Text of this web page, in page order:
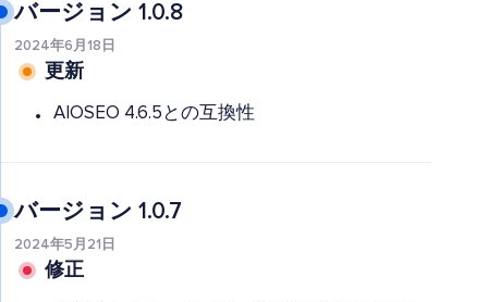
バージョン 1.0.8
2024年6月18日
更新
AIOSEO 4.6.5との互換性
バージョン 1.0.7
2024年5月21日
修正